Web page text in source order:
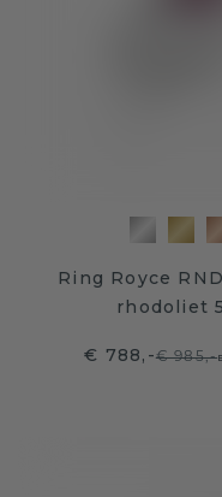
Ring Royce
rhodoliet
€ 788,-€ 985,-